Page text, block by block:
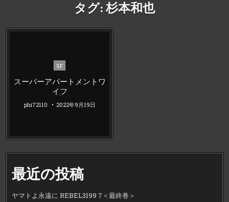
タグ:杉本和也
Posted
SF
スーパーアパートメントワ
イフ
phi72110 2022年9月19日
最近の投稿
ヤマトよ永遠に REBEL3199 7＜最終巻＞